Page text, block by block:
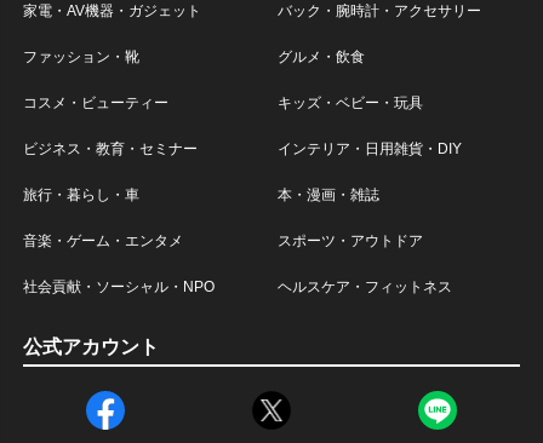
家電・AV機器・ガジェット バック・腕時計・アクセサリー
ファッション・靴 グルメ・飲食
コスメ・ビューティー キッズ・ベビー・玩具
ビジネス・教育・セミナー インテリア・日用雑貨・DIY
旅行・暮らし・車 本・漫画・雑誌
音楽・ゲーム・エンタメ スポーツ・アウトドア
社会貢献・ソーシャル・NPO ヘルスケア・フィットネス
公式アカウント